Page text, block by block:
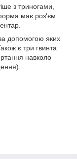
з триногами,
має роз'єм
допомогою яких
є три гвинта
навколо